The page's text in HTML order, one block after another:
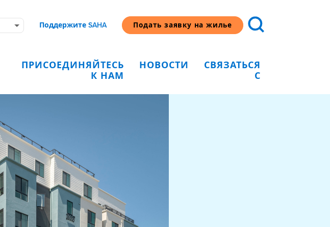
Поддержите SAHA Подать заявку на жилье
ПРИСОЕДИНЯЙТЕСЬ
К НАМ
НОВОСТИ
СВЯЗАТЬСЯ
С